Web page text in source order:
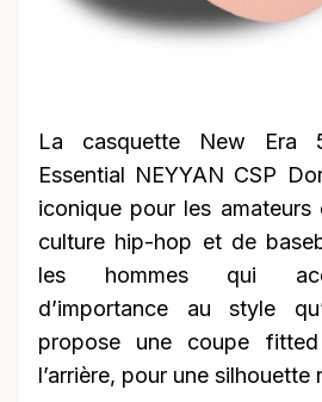
La casquette New Era
Essential NEYYAN CSP
iconique pour les amateurs
culture hip-hop et de
les hommes qui
d’importance au style
propose une coupe
l’arrière, pour une silhouette